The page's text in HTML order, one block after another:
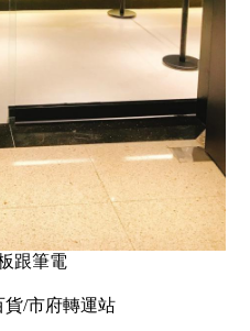
跟筆電
貨/市府轉運站